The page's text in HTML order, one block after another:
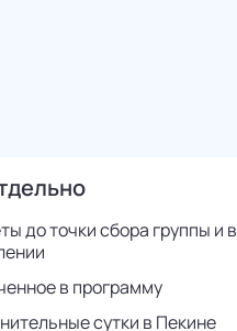
до точки сбора группы и в
в программу
сутки в Пекине